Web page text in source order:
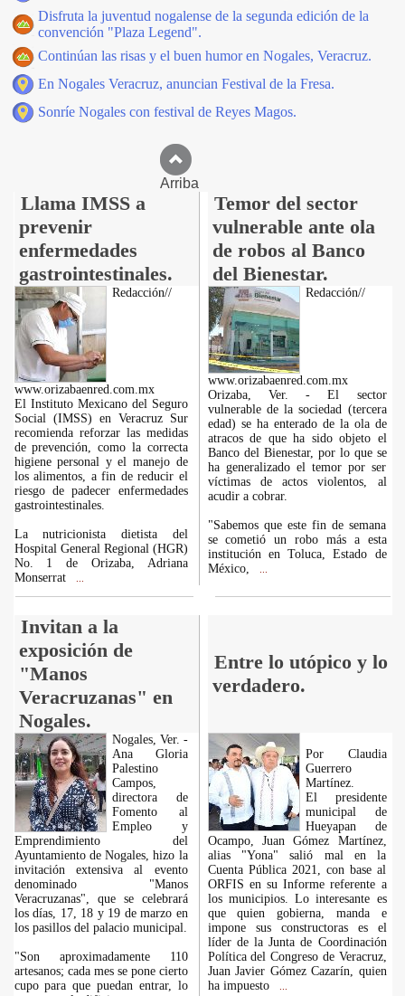
Disfruta la juventud nogalense de la segunda edición de la
convención "Plaza Legend".
Continúan las risas y el buen humor en Nogales, Veracruz.
En Nogales Veracruz, anuncian Festival de la Fresa.
Sonríe Nogales con festival de Reyes Magos.
Arriba
Llama IMSS a
prevenir
enfermedades
gastrointestinales.
Temor del sector
vulnerable ante ola
de robos al Banco
del Bienestar.
Redacción//
www.orizabaenred.com.mx
El Instituto Mexicano del Seguro
Social (IMSS) en Veracruz Sur
recomienda reforzar las medidas
de prevención, como la correcta
higiene personal y el manejo de
los alimentos, a fin de reducir el
riesgo de padecer enfermedades
gastrointestinales.
La nutricionista dietista del
Hospital General Regional (HGR)
No. 1 de Orizaba, Adriana
Monserrat
Redacción//
www.orizabaenred.com.mx
Orizaba, Ver. - El sector
vulnerable de la sociedad (tercera
edad) se ha enterado de la ola de
atracos de que ha sido objeto el
Banco del Bienestar, por lo que se
ha generalizado el temor por ser
víctimas de actos violentos, al
acudir a cobrar.
"Sabemos que este fin de semana
se cometió un robo más a esta
institución en Toluca, Estado de
México,
Invitan a la
exposición de
"Manos
Veracruzanas" en
Nogales.
Entre lo utópico y lo
verdadero.
Nogales, Ver. -
Ana Gloria
Palestino
Campos,
directora de
Fomento al
Empleo y
Emprendimiento del
Ayuntamiento de Nogales, hizo la
invitación extensiva al evento
denominado "Manos
Veracruzanas", que se celebrará
los días, 17, 18 y 19 de marzo en
los pasillos del palacio municipal.
"Son aproximadamente 110
artesanos; cada mes se pone cierto
cupo para que puedan entrar, lo
Por Claudia
Guerrero
Martínez.
El presidente
municipal de
Hueyapan de
Ocampo, Juan Gómez Martínez,
alias "Yona" salió mal en la
Cuenta Pública 2021, con base al
ORFIS en su Informe referente a
los municipios. Lo interesante es
que quien gobierna, manda e
impone sus constructoras es el
líder de la Junta de Coordinación
Política del Congreso de Veracruz,
Juan Javier Gómez Cazarín, quien
ha impuesto